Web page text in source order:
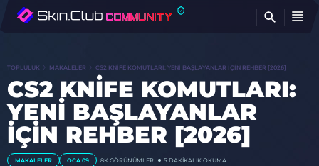
TOPLULUK MAKALELER CS2 KNIFE KOMUTLARI: YENI BAŞLAYANLAR İÇIN REHBER [2026]
CS2 KNIFE KOMUTLARI:
YENI BAŞLAYANLAR
İÇIN REHBER [2026]
MAKALELER OCA 09 8K GÖRÜNÜMLER 5 DAKIKALIK OKUMA